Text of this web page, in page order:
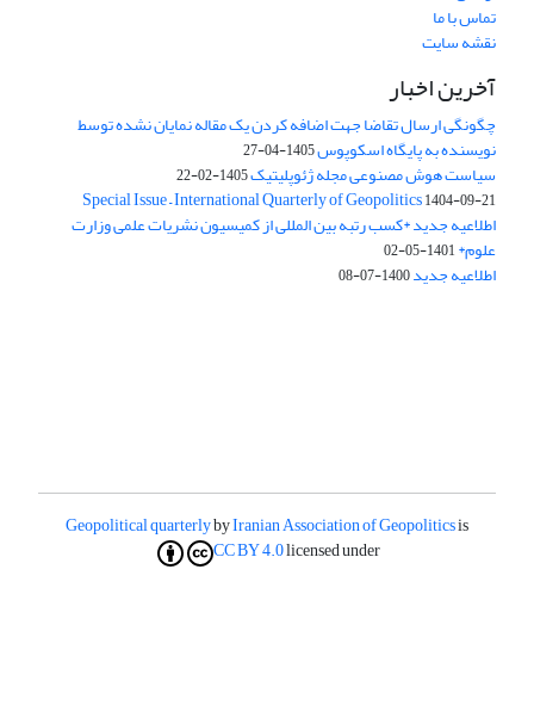
تماس با ما
نقشه سایت
آخرین اخبار
چگونگی ارسال تقاضا جهت اضافه کردن یک مقاله نمایان نشده توسط
نویسنده به پایگاه اسکوپوس1405-04-27
سیاست هوش مصنوعی مجله ژئوپلیتیک1405-02-22
Special Issue – International Quarterly of Geopolitics1404-09-21
اطلاعیه جدید *کسب رتبه بین المللی از کمیسیون نشریات علمی وزارت
علوم*1401-05-02
اطلاعیه جدید1400-07-08
Geopolitical quarterlybyIranian Association of Geopoliticsis
licensed under
CC BY 4.0